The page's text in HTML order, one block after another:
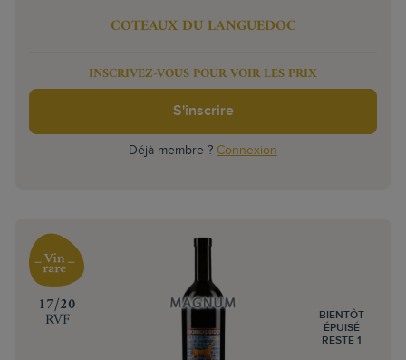
COTEAUX DU LANGUEDOC
INSCRIVEZ-VOUS POUR VOIR LES PRIX
S'inscrire
Déjà membre ? Connexion
‍17/20
RVF
BIENTÔT
ÉPUISÉ
RESTE 1